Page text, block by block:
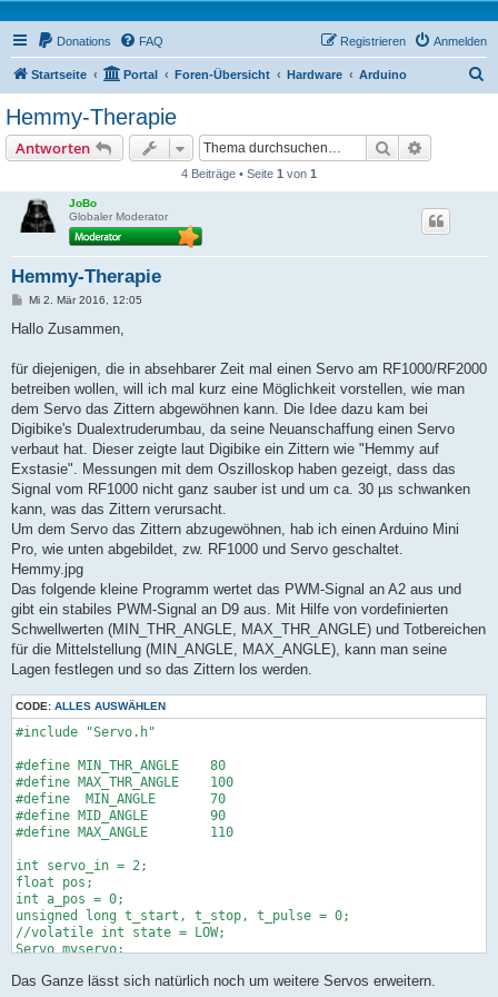
Donations FAQ Anmelden
Registrieren
Startseite Portal Foren-Übersicht Hardware Arduino
Hemmy-Therapie
Antworten Suche
4 Beiträge • Seite 1 von 1
JoBo
Globaler Moderator
Hemmy-Therapie
B
i
a
Mi 2. Mär 2016, 12:05
Hallo Zusammen,
für diejenigen, die in absehbarer Zeit mal einen Servo am RF1000/RF2000
betreiben wollen, will ich mal kurz eine Möglichkeit vorstellen, wie man
dem Servo das Zittern abgewöhnen kann. Die Idee dazu kam bei
Digibike's Dualextruderumbau, da seine Neuanschaffung einen Servo
verbaut hat. Dieser zeigte laut Digibike ein Zittern wie "Hemmy auf
Exstasie". Messungen mit dem Oszilloskop haben gezeigt, dass das
Signal vom RF1000 nicht ganz sauber ist und um ca. 30 µs schwanken
kann, was das Zittern verursacht.
Um dem Servo das Zittern abzugewöhnen, hab ich einen Arduino Mini
Pro, wie unten abgebildet, zw. RF1000 und Servo geschaltet.
Hemmy.jpg
Das folgende kleine Programm wertet das PWM-Signal an A2 aus und
gibt ein stabiles PWM-Signal an D9 aus. Mit Hilfe von vordefinierten
Schwellwerten (MIN_THR_ANGLE, MAX_THR_ANGLE) und Totbereichen
für die Mittelstellung (MIN_ANGLE, MAX_ANGLE), kann man seine
Lagen festlegen und so das Zittern los werden.
CODE: ALLES AUSWÄHLEN
#include "Servo.h"
#define MIN_THR_ANGLE    80
#define MAX_THR_ANGLE    100
#define  MIN_ANGLE       70
#define MID_ANGLE        90
#define MAX_ANGLE        110
int servo_in = 2;
float pos;
int a_pos = 0;
unsigned long t_start, t_stop, t_pulse = 0;
//volatile int state = LOW;
Servo myservo;
void setup() {
Das Ganze lässt sich natürlich noch um weitere Servos erweitern.